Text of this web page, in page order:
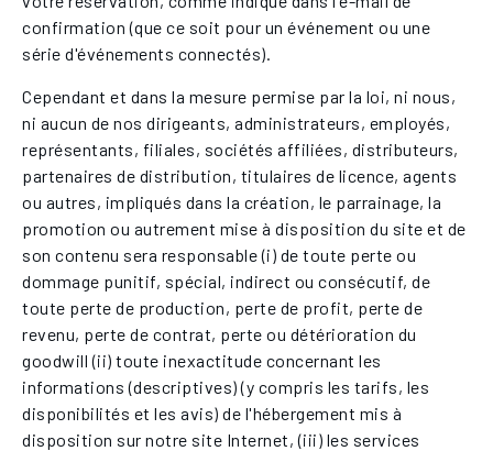
confirmation (que ce soit pour un événement ou une
série d'événements connectés).
Cependant et dans la mesure permise par la loi, ni nous,
ni aucun de nos dirigeants, administrateurs, employés,
représentants, filiales, sociétés affiliées, distributeurs,
partenaires de distribution, titulaires de licence, agents
ou autres, impliqués dans la création, le parrainage, la
promotion ou autrement mise à disposition du site et de
son contenu sera responsable (i) de toute perte ou
dommage punitif, spécial, indirect ou consécutif, de
toute perte de production, perte de profit, perte de
revenu, perte de contrat, perte ou détérioration du
goodwill (ii) toute inexactitude concernant les
informations (descriptives) (y compris les tarifs, les
disponibilités et les avis) de l'hébergement mis à
disposition sur notre site Internet, (iii) les services